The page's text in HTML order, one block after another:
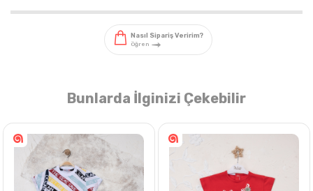
Nasıl Sipariş Veririm?
Bunlarda İlginizi Çekebilir